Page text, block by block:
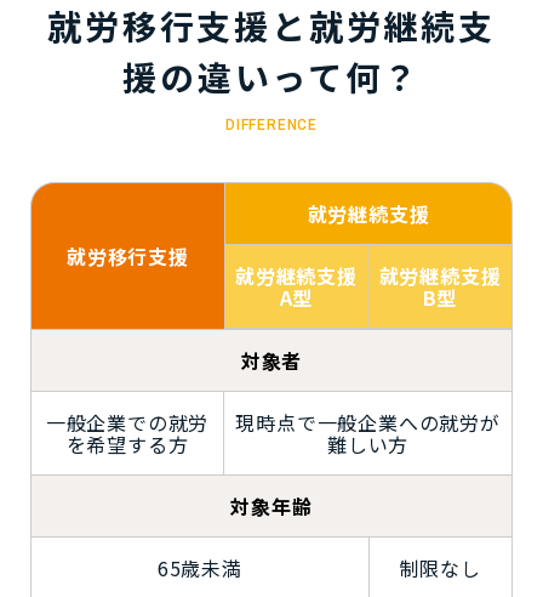
就労移行支援と就労継続支
援の違いって何？
DIFFERENCE
就労移行支援
就労継続支援
就労継続支援
A型
就労継続支援
B型
対象者
一般企業での就労
を希望する方
現時点で一般企業への就労が
難しい方
対象年齢
65歳未満 制限なし